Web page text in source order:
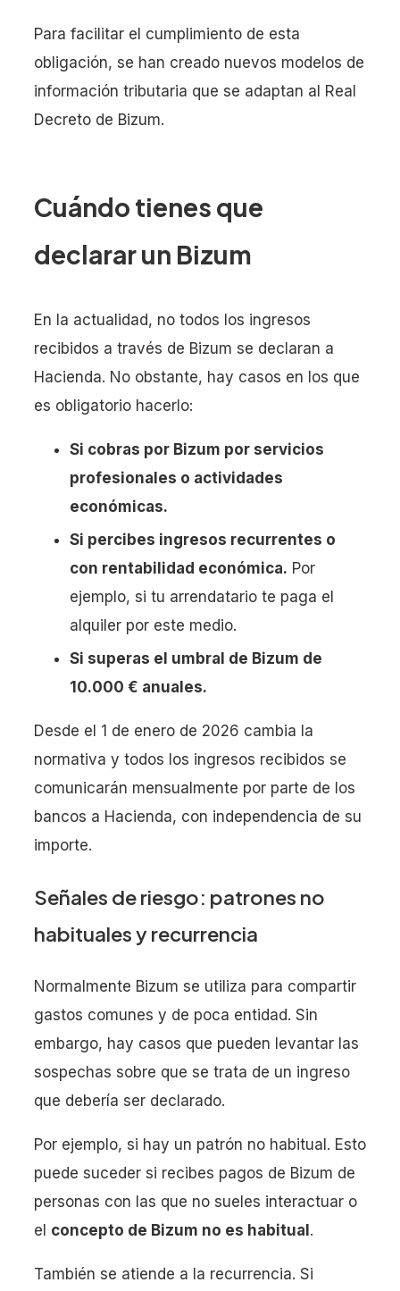
Para facilitar el cumplimiento de esta
obligación, se han creado nuevos modelos de
información tributaria que se adaptan al Real
Decreto de Bizum.
Cuándo tienes que
declarar un Bizum
En la actualidad, no todos los ingresos
recibidos a través de Bizum se declaran a
Hacienda. No obstante, hay casos en los que
es obligatorio hacerlo:
Si cobras por Bizum por servicios
profesionales o actividades
económicas.
Si percibes ingresos recurrentes o
con rentabilidad económica. Por
ejemplo, si tu arrendatario te paga el
alquiler por este medio.
Si superas el umbral de Bizum de
10.000 € anuales.
Desde el 1 de enero de 2026 cambia la
normativa y todos los ingresos recibidos se
comunicarán mensualmente por parte de los
bancos a Hacienda, con independencia de su
importe.
Señales de riesgo: patrones no
habituales y recurrencia
Normalmente Bizum se utiliza para compartir
gastos comunes y de poca entidad. Sin
embargo, hay casos que pueden levantar las
sospechas sobre que se trata de un ingreso
que debería ser declarado.
Por ejemplo, si hay un patrón no habitual. Esto
puede suceder si recibes pagos de Bizum de
personas con las que no sueles interactuar o
el concepto de Bizum no es habitual.
También se atiende a la recurrencia. Si